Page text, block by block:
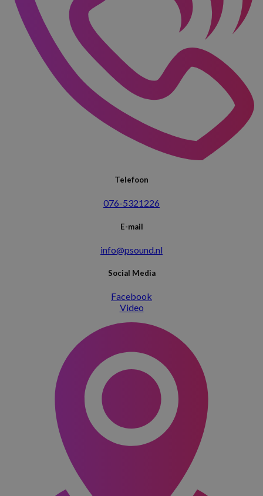
Telefoon
076-5321226
E-mail
info@psound.nl
Social Media
Facebook
Video